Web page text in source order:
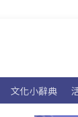
文化小辭典